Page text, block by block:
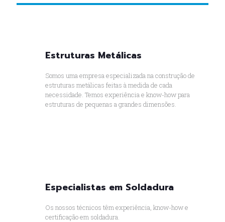
Estruturas Metálicas
Somos uma empresa especializada na construção de
estruturas metálicas feitas à medida de cada
necessidade. Temos experiência e know-how para
estruturas de pequenas a grandes dimensões.
Especialistas em Soldadura
Os nossos técnicos têm experiência, know-how e
certificação em soldadura.